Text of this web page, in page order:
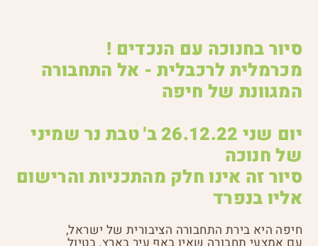
סיור בחנוכה עם הנכדים !
מכרמלית לרכבלית - אל התחבורה
המגוונת של חיפה
יום שני 26.12.22 ב' טבת נר שמיני
של חנוכה
סיור זה אינו חלק מהתכניות והרישום
אליו בנפרד
חיפה היא בירת התחבורה הציבורית של ישראל,